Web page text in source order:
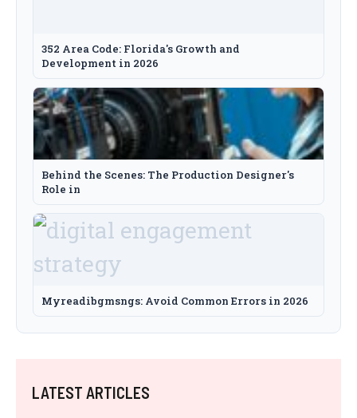
352 Area Code: Florida's Growth and
Development in 2026
Behind the Scenes: The Production Designer's
Role in
Myreadibgmsngs: Avoid Common Errors in 2026
LATEST ARTICLES